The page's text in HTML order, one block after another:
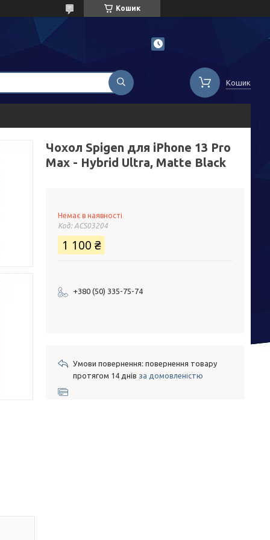
Кошик
Кошик
Чохол Spigen для iPhone 13 Pro
Max - Hybrid Ultra, Matte Black
Немає в наявності
Код: ACS03204
1 100 ₴
+380 (50) 335-75-74
повернення товару
протягом 14 днів за домовленістю